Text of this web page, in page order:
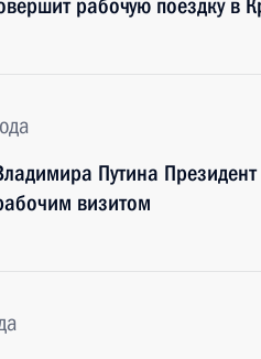
рабочую поездку в
Путина
визитом